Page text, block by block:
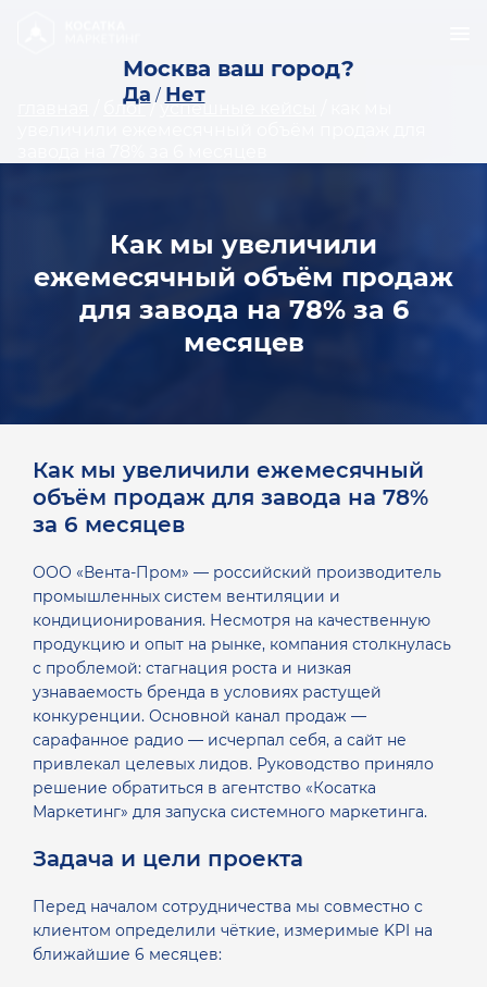
Москва ваш город?
Да / Нет
блог / успешные кейсы
Как мы увеличили
ежемесячный объём продаж
для завода на 78% за 6
месяцев
Как мы увеличили ежемесячный
объём продаж для завода на 78%
за 6 месяцев
ООО «Вента-Пром» — российский производитель
промышленных систем вентиляции и
кондиционирования. Несмотря на качественную
продукцию и опыт на рынке, компания столкнулась
с проблемой: стагнация роста и низкая
узнаваемость бренда в условиях растущей
конкуренции. Основной канал продаж —
сарафанное радио — исчерпал себя, а сайт не
привлекал целевых лидов. Руководство приняло
решение обратиться в агентство «Косатка
Маркетинг» для запуска системного маркетинга.
Задача и цели проекта
Перед началом сотрудничества мы совместно с
клиентом определили чёткие, измеримые KPI на
ближайшие 6 месяцев: